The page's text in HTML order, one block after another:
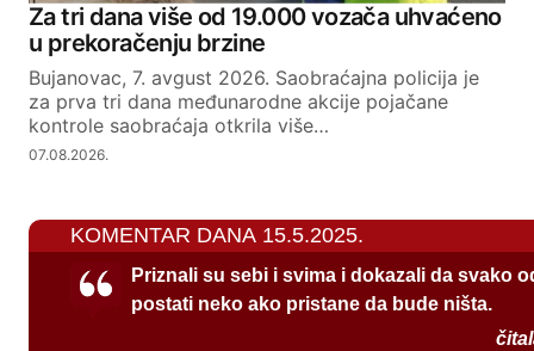
Za tri dana više od 19.000 vozača uhvaćeno
u prekoračenju brzine
Bujanovac, 7. avgust 2026. Saobraćajna policija je
za prva tri dana međunarodne akcije pojačane
kontrole saobraćaja otkrila više…
07.08.2026.
KOMENTAR DANA 15.5.2025.
Priznali su sebi i svima i dokazali da svako
postati neko ako pristane da bude ništa.